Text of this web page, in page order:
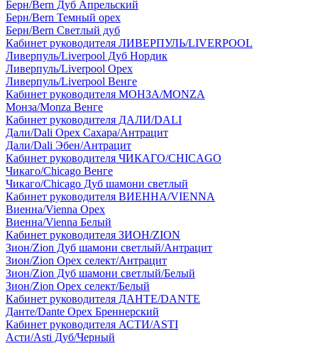
Берн/Bern Дуб Апрельский
Берн/Bern Темный орех
Берн/Bern Светлый дуб
Кабинет руководителя ЛИВЕРПУЛЬ/LIVERPOOL
Ливерпуль/Liverpool Дуб Нордик
Ливерпуль/Liverpool Орех
Ливерпуль/Liverpool Венге
Кабинет руководителя МОНЗА/MONZA
Монза/Monza Венге
Кабинет руководителя ДАЛИ/DALI
Дали/Dali Орех Cахара/Антрацит
Дали/Dali Эбен/Антрацит
Кабинет руководителя ЧИКАГО/CHICAGO
Чикаго/Chicago Венге
Чикаго/Chicago Дуб шамони светлый
Кабинет руководителя ВИЕННА/VIENNA
Виенна/Vienna Орех
Виенна/Vienna Белый
Кабинет руководителя ЗИОН/ZION
Зион/Zion Дуб шамони светлый/Антрацит
Зион/Zion Орех селект/Антрацит
Зион/Zion Дуб шамони светлый/Белый
Зион/Zion Орех селект/Белый
Кабинет руководителя ДАНТЕ/DANTE
Данте/Dante Орех Бреннерский
Кабинет руководителя АСТИ/ASTI
Асти/Asti Дуб/Черный